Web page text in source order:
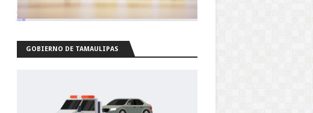
GOBIERNO DE TAMAULIPAS